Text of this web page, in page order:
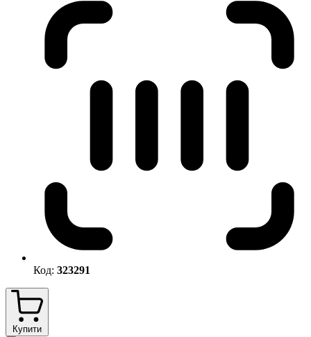
Код: 323291
Купити